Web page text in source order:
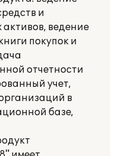
и
ведение
покупок и
отчетности
учет,
в
базе,